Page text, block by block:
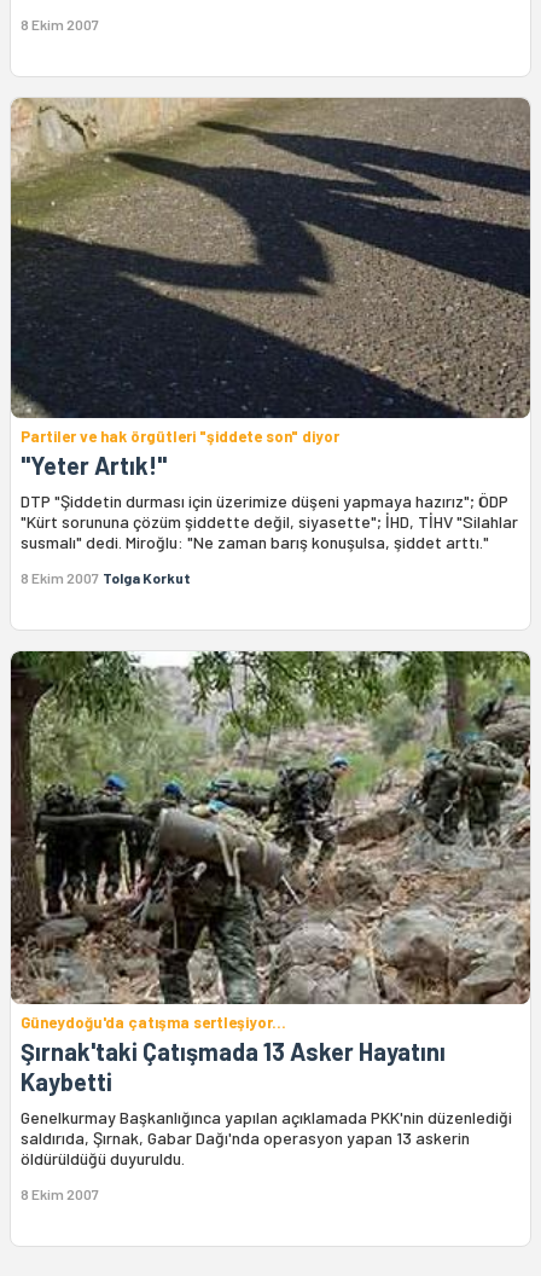
8 Ekim 2007
Partiler ve hak örgütleri "şiddete son" diyor
"Yeter Artık!"
DTP "Şiddetin durması için üzerimize düşeni yapmaya hazırız"; ÖDP
"Kürt sorununa çözüm şiddette değil, siyasette"; İHD, TİHV "Silahlar
susmalı" dedi. Miroğlu: "Ne zaman barış konuşulsa, şiddet arttı."
8 Ekim 2007 Tolga Korkut
Güneydoğu'da çatışma sertleşiyor...
Şırnak'taki Çatışmada 13 Asker Hayatını
Kaybetti
Genelkurmay Başkanlığınca yapılan açıklamada PKK'nin düzenlediği
saldırıda, Şırnak, Gabar Dağı'nda operasyon yapan 13 askerin
öldürüldüğü duyuruldu.
8 Ekim 2007